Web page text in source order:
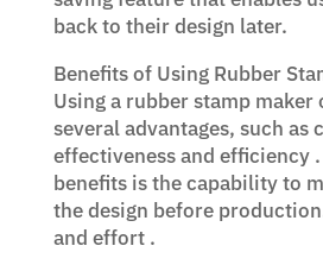
back to their design later.
Benefits of Using Rubber
Using a rubber stamp
several advantages, such as
effectiveness and efficiency
benefits is the capability to
the design before
and effort .